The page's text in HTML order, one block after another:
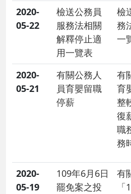
2020-
05-22
檢送公務員
服務法相關
解釋停止適
用一覽表
檢
務
一
2020-
05-21
有關公務人
員育嬰留職
停薪
有
育
整
復
職
務
2020-
05-19
109年6月6日
罷免案之投
有